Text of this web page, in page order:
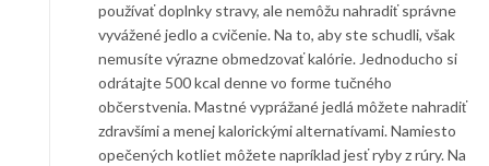
používať doplnky stravy, ale nemôžu nahradiť správne
vyvážené jedlo a cvičenie. Na to, aby ste schudli, však
nemusíte výrazne obmedzovať kalórie. Jednoducho si
odrátajte 500 kcal denne vo forme tučného
občerstvenia. Mastné vyprážané jedlá môžete nahradiť
zdravšími a menej kalorickými alternatívami. Namiesto
opečených kotliet môžete napríklad jesť ryby z rúry. Na